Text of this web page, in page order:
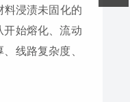
料浸渍未固化的
开始熔化、流动
线路复杂度、